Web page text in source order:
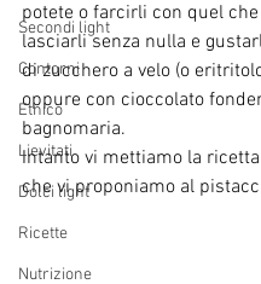
Secondi light
Contorni
Etnico
Lievitati
Dolci light
Ricette
Nutrizione
potete o farcirli con quel
lasciarli senza nulla e
di zucchero a velo (o
oppure con cioccolato
bagnomaria.
Intanto vi mettiamo la
che vi proponiamo al